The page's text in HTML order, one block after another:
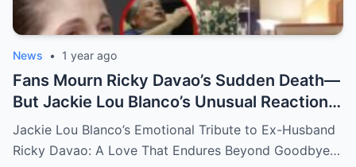
News • 1 year ago
Fans Mourn Ricky Davao’s Sudden Death—
But Jackie Lou Blanco’s Unusual Reaction
Sparks Even More Questions
Jackie Lou Blanco’s Emotional Tribute to Ex-Husband
Ricky Davao: A Love That Endures Beyond Goodbye…